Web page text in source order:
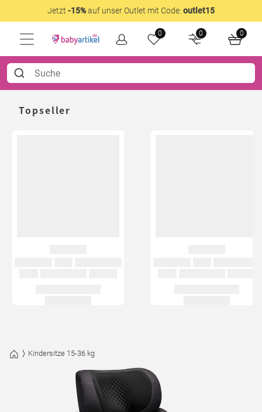
Jetzt -15%auf unser Outlet mit Code: outlet15
0 0 0
Topseller
Kindersitze 15-36 kg